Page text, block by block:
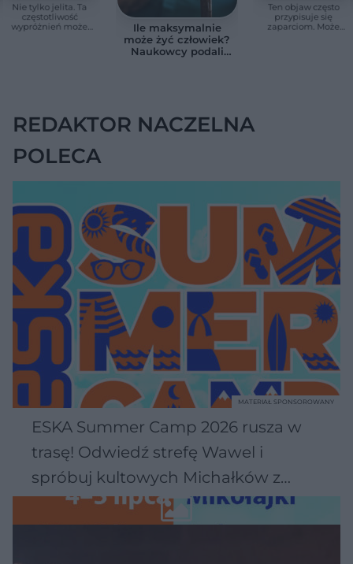
Nie tylko jelita. Ta
częstotliwość
wypróżnień może
Ile maksymalnie
może żyć człowiek?
Naukowcy podali
Ten objaw często
przypisuje się
zaparciom. Może
REDAKTOR NACZELNA
POLECA
ESKA Summer Camp 2026 rusza w
trasę! Odwiedź strefę Wawel i
spróbuj kultowych Michałków z
Wawelu
MATERIAŁ SPONSOROWANY